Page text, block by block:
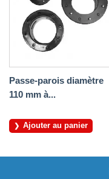
Passe-parois diamètre
110 mm à...
Ajouter au panier